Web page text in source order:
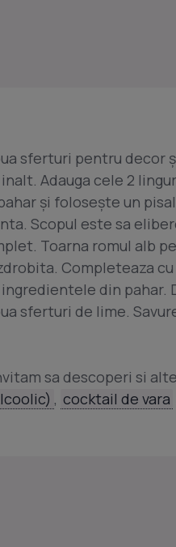
sferturi pentru decor
Adauga cele 2
și folosește un
Scopul este sa
Toarna romul alb
Completeaza
din pahar.
sferturi de lime.
sa descoperi si
, cocktail de vara